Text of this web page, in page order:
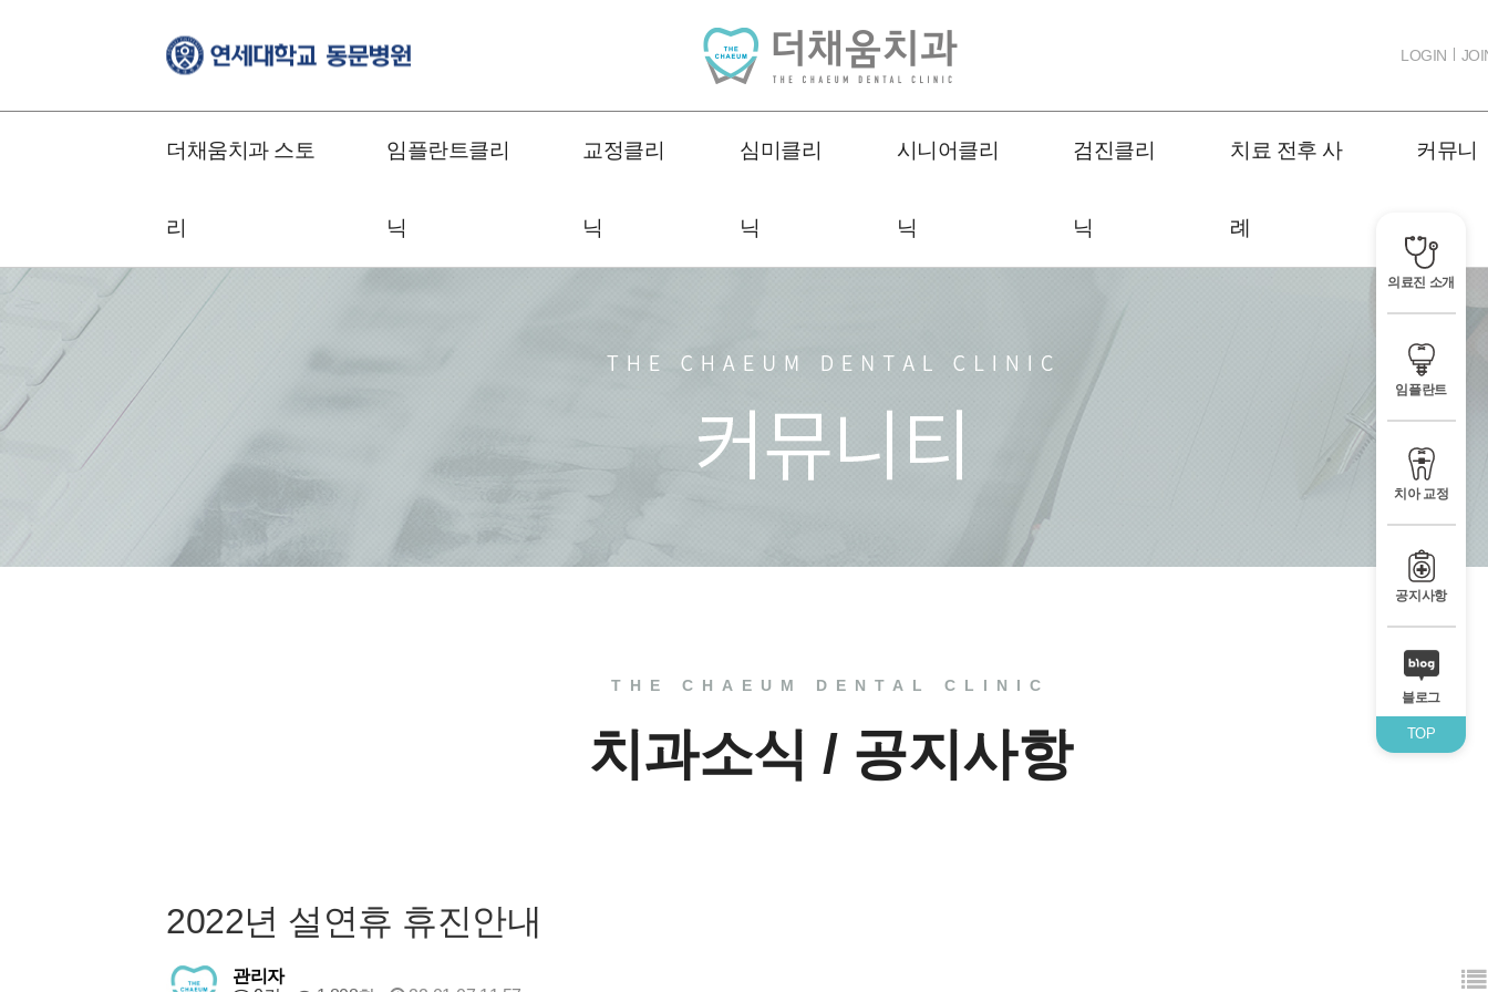
LOGIN
더채움치과 스토
리
임플란트클리
닉
교정클리
닉
심미클리
닉
시니어클리
닉
검진클리
닉
치료 전후 사
례
커뮤니
의료진 소개
임플란트
치아 교정
공지사항
블로그
TOP
THE CHAEUM DENTAL CLINIC
치과소식 / 공지사항
2022년 설연휴 휴진안내
관리자